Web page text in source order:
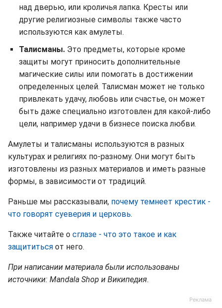
над дверью, или кроличья лапка. Кресты или
другие религиозные символы также часто
используются как амулеты.
Талисманы. Это предметы, которые кроме
защиты могут приносить дополнительные
магические силы или помогать в достижении
определенных целей. Талисман может не только
привлекать удачу, любовь или счастье, он может
быть даже специально изготовлен для какой-либо
цели, например удачи в бизнесе поиска любви.
Амулеты и талисманы используются в разных
культурах и религиях по-разному. Они могут быть
изготовлены из разных материалов и иметь разные
формы, в зависимости от традиций.
Раньше мы рассказывали, почему темнеет крестик -
что говорят суеверия и церковь.
Также читайте о сглазе - что это такое и как
защититься от него.
При написании материала были использованы
источники: Mandala Shop и Википедия.